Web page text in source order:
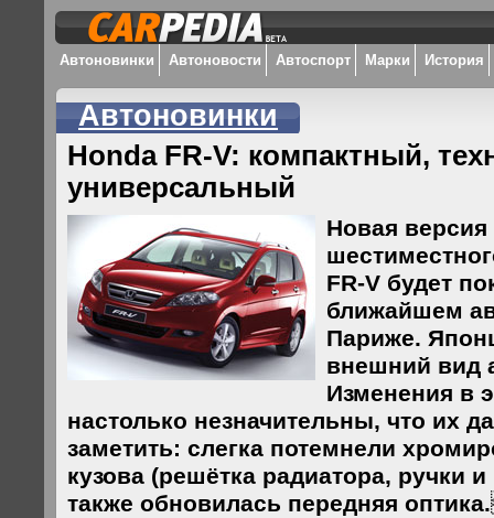
Автоновинки Автоновости Автоспорт Марки История
Автоновинки
Honda FR-V: компактный,
универсальный
Новая версия
FR-V будет
ближайшем
Париже.
внешний вид
Изменения в
настолько незначительны, что их
заметить: слегка потемнели
кузова (решётка радиатора, ручки
также обновилась передняя оптика.